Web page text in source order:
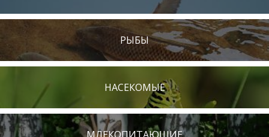
РЫБЫ
НАСЕКОМЫЕ
МЛЕКОПИТАЮЩИЕ